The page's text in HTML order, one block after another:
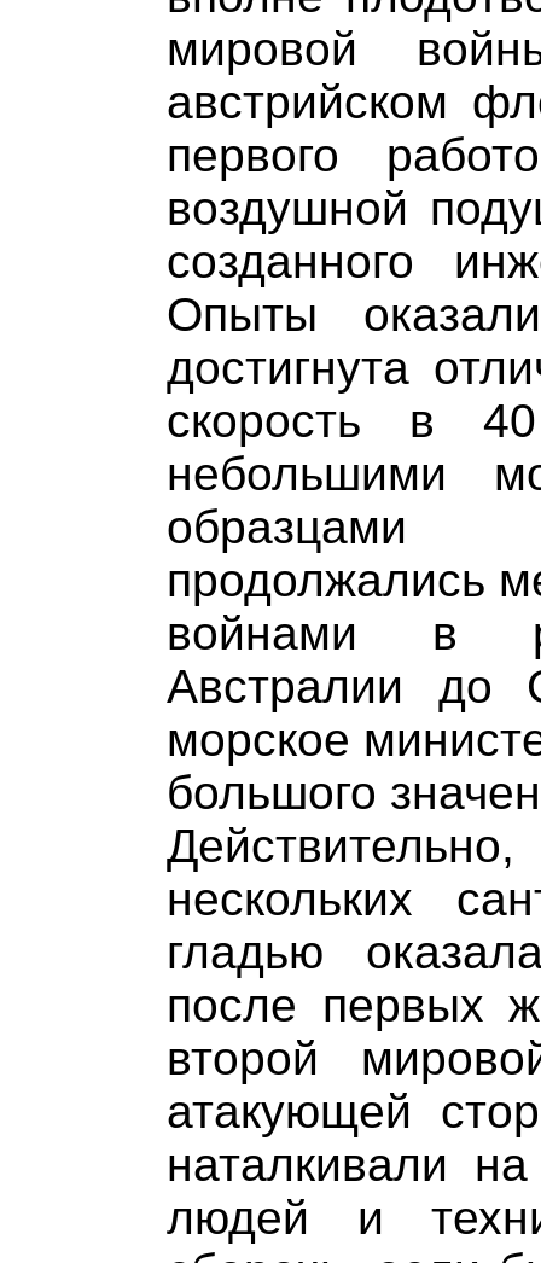
мировой
австрийском
первого
воздушной
созданного
Опыты
достигнута
скорость в
небольшими
образцами
продолжались
войнами в
Австралии
морское
большого
нескольких
гладью
после первых
второй
атакующей
наталкивали
людей и